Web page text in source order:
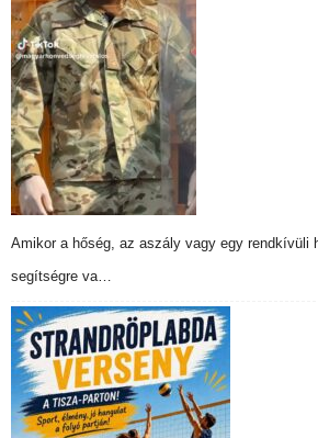
Amikor a hőség, az aszály vagy egy rendkívüli
segítségre va…